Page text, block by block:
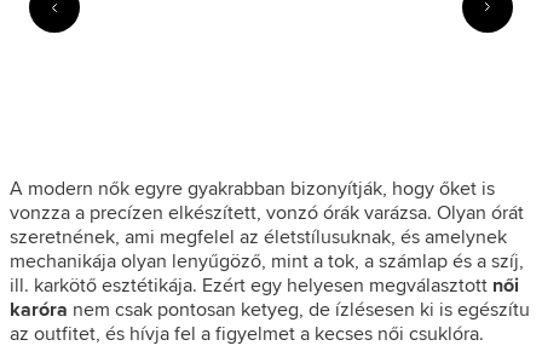
A modern nők egyre gyakrabban bizonyítják, hogy őket is
vonzza a precízen elkészített, vonzó órák varázsa. Olyan órát
szeretnének, ami megfelel az életstílusuknak, és amelynek
mechanikája olyan lenyűgöző, mint a tok, a számlap és a szíj,
ill. karkötő esztétikája. Ezért egy helyesen megválasztott női
karóra nem csak pontosan ketyeg, de ízlésesen ki is egészítu
az outfitet, és hívja fel a figyelmet a kecses női csuklóra.